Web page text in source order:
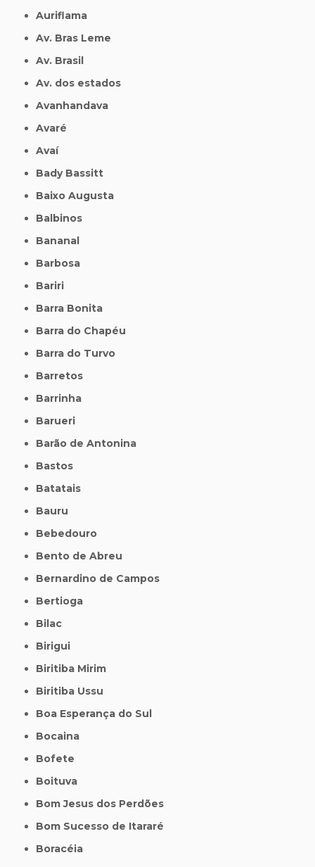
Auriflama
Av. Bras Leme
Av. Brasil
Av. dos estados
Avanhandava
Avaré
Avaí
Bady Bassitt
Baixo Augusta
Balbinos
Bananal
Barbosa
Bariri
Barra Bonita
Barra do Chapéu
Barra do Turvo
Barretos
Barrinha
Barueri
Barão de Antonina
Bastos
Batatais
Bauru
Bebedouro
Bento de Abreu
Bernardino de Campos
Bertioga
Bilac
Birigui
Biritiba Mirim
Biritiba Ussu
Boa Esperança do Sul
Bocaina
Bofete
Boituva
Bom Jesus dos Perdões
Bom Sucesso de Itararé
Boracéia